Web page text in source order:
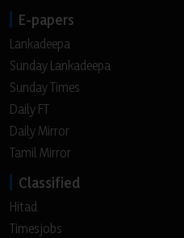
E-papers
Lankadeepa
Sunday Lankadeepa
Sunday Times
Daily FT
Daily Mirror
Tamil Mirror
Classified
Hitad
Timesjobs